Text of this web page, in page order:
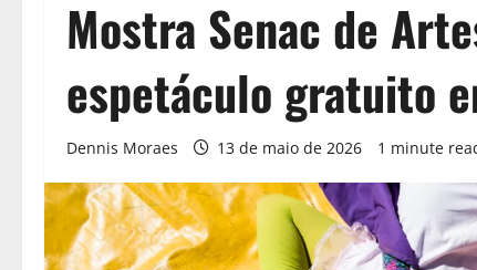
Mostra Senac de
espetáculo gratuito
Dennis Moraes 13 de maio de 2026 1 minute